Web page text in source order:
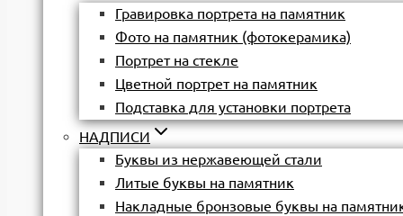
Гравировка портрета на памятник
Фото на памятник (фотокерамика)
Портрет на стекле
Цветной портрет на памятник
Подставка для установки портрета
НАДПИСИ
Буквы из нержавеющей стали
Литые буквы на памятник
Накладные бронзовые буквы на